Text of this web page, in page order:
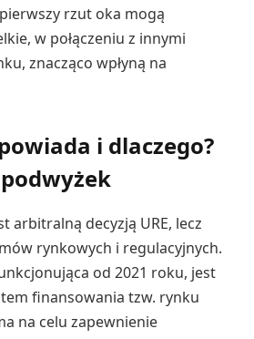
rzut oka mogą
w połączeniu z innymi
znacząco wpłyną na
i dlaczego?
arbitralną decyzją URE, lecz
rynkowych i regulacyjnych.
od 2021 roku, jest
finansowania tzw. rynku
na celu zapewnienie